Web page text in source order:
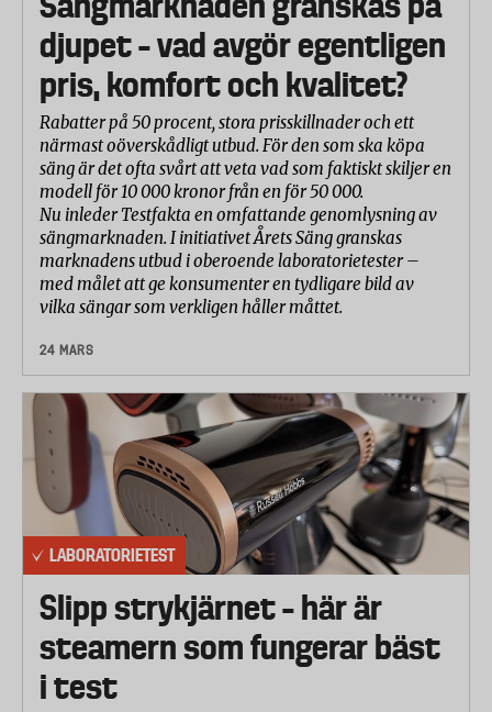
djupet – vad avgör egentligen
pris, komfort och kvalitet?
Rabatter på 50 procent, stora prisskillnader och ett
närmast oöverskådligt utbud. För den som ska köpa
säng är det ofta svårt att veta vad som faktiskt skiljer en
modell för 10 000 kronor från en för 50 000.
Nu inleder Testfakta en omfattande genomlysning av
sängmarknaden. I initiativet Årets Säng granskas
marknadens utbud i oberoende laboratorietester –
med målet att ge konsumenter en tydligare bild av
vilka sängar som verkligen håller måttet.
24 MARS
LABORATORIETEST
Slipp strykjärnet – här är
steamern som fungerar bäst
i test